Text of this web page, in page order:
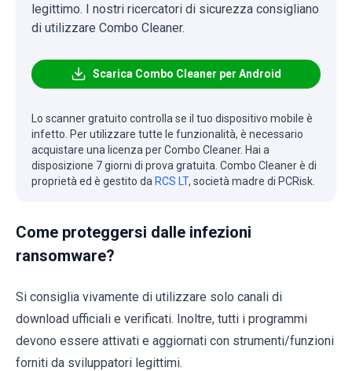
legittimo. I nostri ricercatori di sicurezza consigliano
di utilizzare Combo Cleaner.
Scarica Combo Cleaner per Android
Lo scanner gratuito controlla se il tuo dispositivo mobile è
infetto. Per utilizzare tutte le funzionalità, è necessario
acquistare una licenza per Combo Cleaner. Hai a
disposizione 7 giorni di prova gratuita. Combo Cleaner è di
proprietà ed è gestito da RCS LT, società madre di PCRisk.
Come proteggersi dalle infezioni
ransomware?
Si consiglia vivamente di utilizzare solo canali di
download ufficiali e verificati. Inoltre, tutti i programmi
devono essere attivati e aggiornati con strumenti/funzioni
forniti da sviluppatori legittimi.